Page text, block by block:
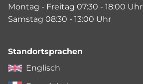
Montag - Freitag 07:30 - 18:00 Uhr
Samstag 08:30 - 13:00 Uhr
Standortsprachen
Englisch